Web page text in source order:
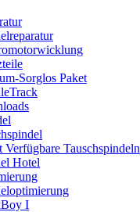
Sorglos Paket
Verfügbare Tauschspindeln
Hotel
I